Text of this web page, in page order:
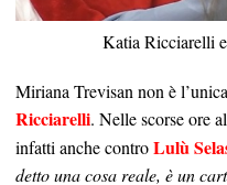
Katia Ricciarelli
Miriana Trevisan non è
Ricciarelli. Nelle scorse ore al
infatti anche controLulù
detto una cosa reale, è un